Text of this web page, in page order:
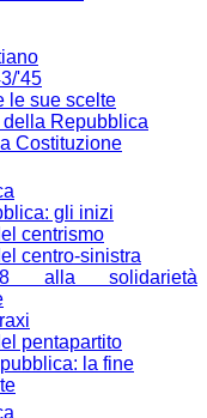
'45
le sue scelte
della Repubblica
Costituzione
gli inizi
centrismo
centro-sinistra
alla solidarietà
pentapartito
la fine